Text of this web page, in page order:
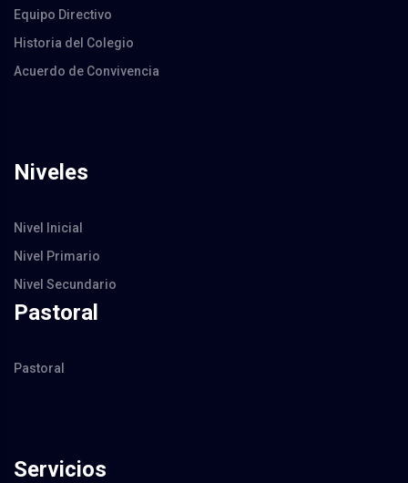
Equipo Directivo
Historia del Colegio
Acuerdo de Convivencia
Niveles
Nivel Inicial
Nivel Primario
Nivel Secundario
Pastoral
Pastoral
Servicios